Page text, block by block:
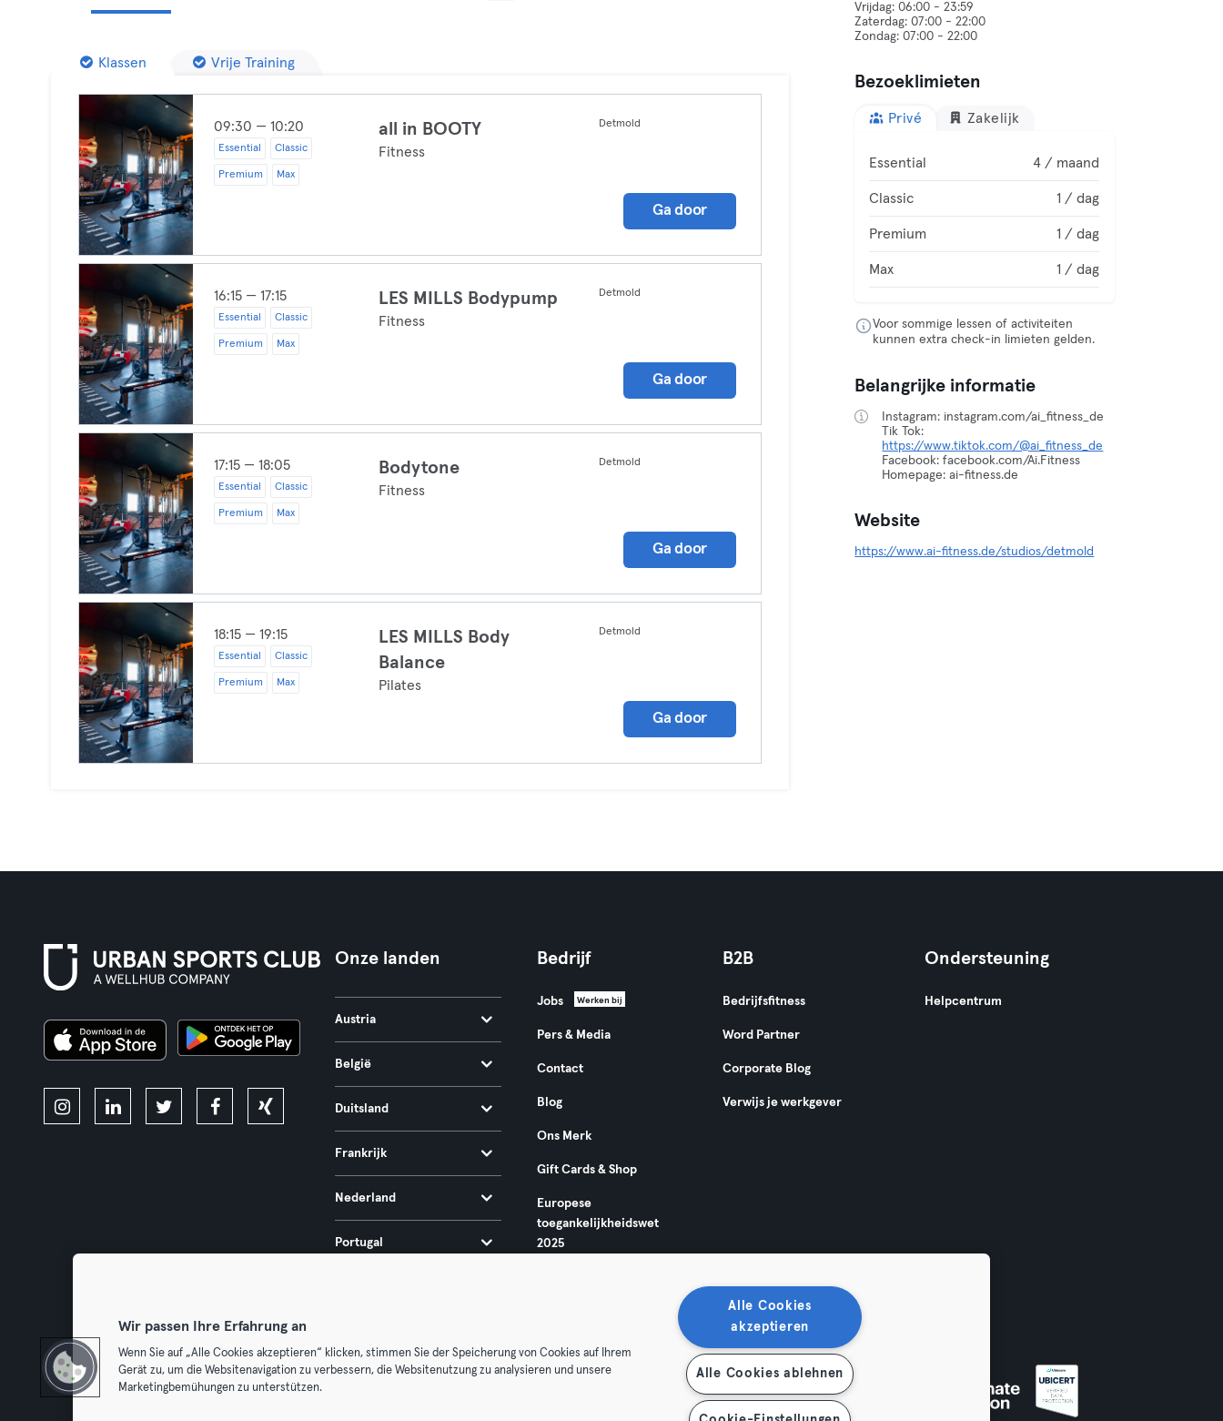
Klassen Vrije Training
09:30 — 10:20
Essential Classic
Premium Max
all in BOOTY
Fitness
Detmold
Ga door
16:15 — 17:15
Essential Classic
Premium Max
LES MILLS Bodypump
Fitness
Detmold
Ga door
17:15 — 18:05
Essential Classic
Premium Max
Bodytone
Fitness
Detmold
Ga door
18:15 — 19:15
Essential Classic
Premium Max
LES MILLS Body
Balance
Pilates
Detmold
Ga door
Vrijdag: 06:00 - 23:59
Zaterdag: 07:00 - 22:00
Bezoeklimieten
Privé Zakelijk
Essential 4 / maand
Classic 1 / dag
Premium 1 / dag
Max 1 / dag
Voor sommige lessen of activiteiten
kunnen extra check-in limieten gelden.
Belangrijke informatie
Instagram: instagram.com/ai_fitness_de
Tik Tok:
https://www.tiktok.com/@ai_fitness_de
Facebook: facebook.com/Ai.Fitness
Homepage: ai-fitness.de
Website
https://www.ai-fitness.de/studios/detmold
Onze landen
Austria
België
Duitsland
Frankrijk
Nederland
Portugal
Bedrijf
Jobs Werken bij
Pers & Media
Contact
Blog
Ons Merk
Gift Cards & Shop
Europese
toegankelijkheidswet
2025
B2B
Bedrijfsfitness
Word Partner
Corporate Blog
Verwijs je werkgever
Ondersteuning
Helpcentrum
Wir passen Ihre Erfahrung an
Wenn Sie auf „Alle Cookies akzeptieren“ klicken, stimmen Sie der Speicherung von Cookies auf Ihrem
Gerät zu, um die Websitenavigation zu verbessern, die Websitenutzung zu analysieren und unsere
Marketingbemühungen zu unterstützen.
Alle Cookies
akzeptieren
Alle Cookies ablehnen